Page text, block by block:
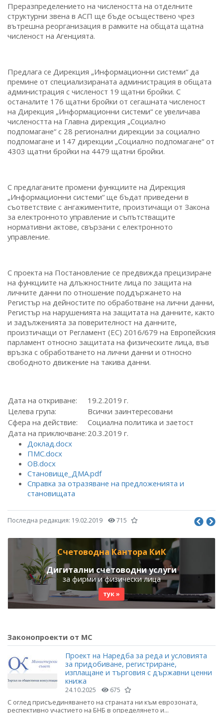
Преразпределението на числеността на отделните
структурни звена в АСП ще бъде осъществено чрез
вътрешна реорганизация в рамките на общата щатна
численост на Агенцията.
Предлага се Дирекция „Информационни системи“ да
премине от специализираната администрация в общата
администрация с численост 19 щатни бройки. С
останалите 176 щатни бройки от сегашната численост
на Дирекция „Информационни системи“ се увеличава
числеността на Главна дирекция „Социално
подпомагане“ с 28 регионални дирекции за социално
подпомагане и 147 дирекции „Социално подпомагане“ от
4303 щатни бройки на 4479 щатни бройки.
С предлаганите промени функциите на Дирекция
„Информационни системи“ ще бъдат приведени в
съответствие с ангажиментите, произтичащи от Закона
за електронното управление и съпътстващите
нормативни актове, свързани с електронното
управление.
С проекта на Постановление се предвижда прецизиране
на функциите на длъжностните лица по защита на
личните данни по отношение поддържането на
Регистър на дейностите по обработване на лични данни,
Регистър на нарушенията на защитата на данните, както
и задълженията за поверителност на данните,
произтичащи от Регламент (ЕС) 2016/679 на Европейския
парламент относно защитата на физическите лица, във
връзка с обработването на лични данни и относно
свободното движение на такива данни.
Дата на откриване:
19.2.2019 г.
Целева група:
Всички заинтересовани
Сфера на действие:
Социална политика и заетост
Дата на приключване: 20.3.2019 г.
Доклад.docx
ПМС.docx
ОВ.docx
Становище_ДМА.pdf
Справка за отразяване на предложенията и
становищата
Последна редакция: 19.02.2019 715
Счетоводна Кантора КиК
Дигитални счетоводни услуги
за фирми и физически лица
тук »
Законопроекти от МС
Проект на Наредба за реда и условията
за придобиване, регистриране,
изплащане и търговия с държавни ценни
книжа
24.10.2025 675
С оглед присъединяването на страната ни към еврозоната,
респективно участието на БНБ в определянето и...